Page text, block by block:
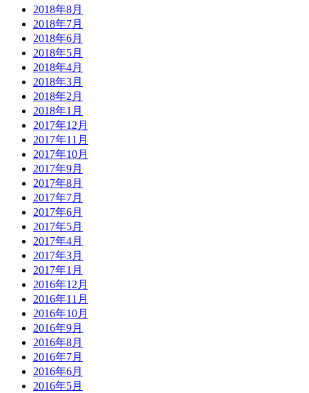
2018年8月
2018年7月
2018年6月
2018年5月
2018年4月
2018年3月
2018年2月
2018年1月
2017年12月
2017年11月
2017年10月
2017年9月
2017年8月
2017年7月
2017年6月
2017年5月
2017年4月
2017年3月
2017年1月
2016年12月
2016年11月
2016年10月
2016年9月
2016年8月
2016年7月
2016年6月
2016年5月